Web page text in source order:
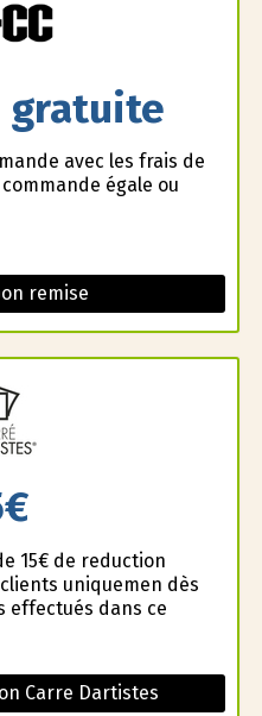
gratuite
avec les frais de
égale ou
remise
15€ de reduction
uniquemen dès
effectués dans ce
Carre Dartistes